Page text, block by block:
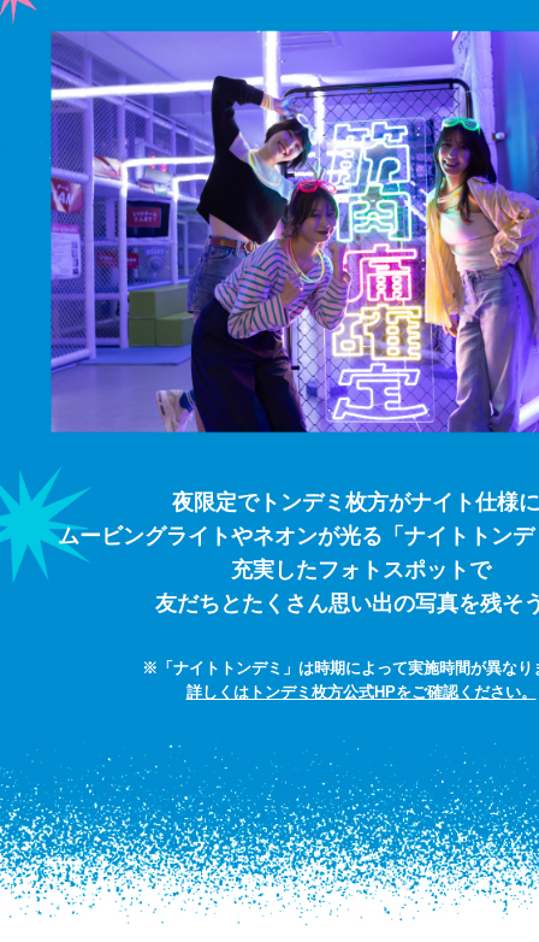
夜限定でトンデミ枚方がナイト仕様
ムービングライトやネオンが光る「ナイトトン
充実したフォトスポットで
友だちとたくさん思い出の写真を残そ
※「ナイトトンデミ」は時期によって実施時間が異なり
詳しくはトンデミ枚方公式HPをご確認ください。